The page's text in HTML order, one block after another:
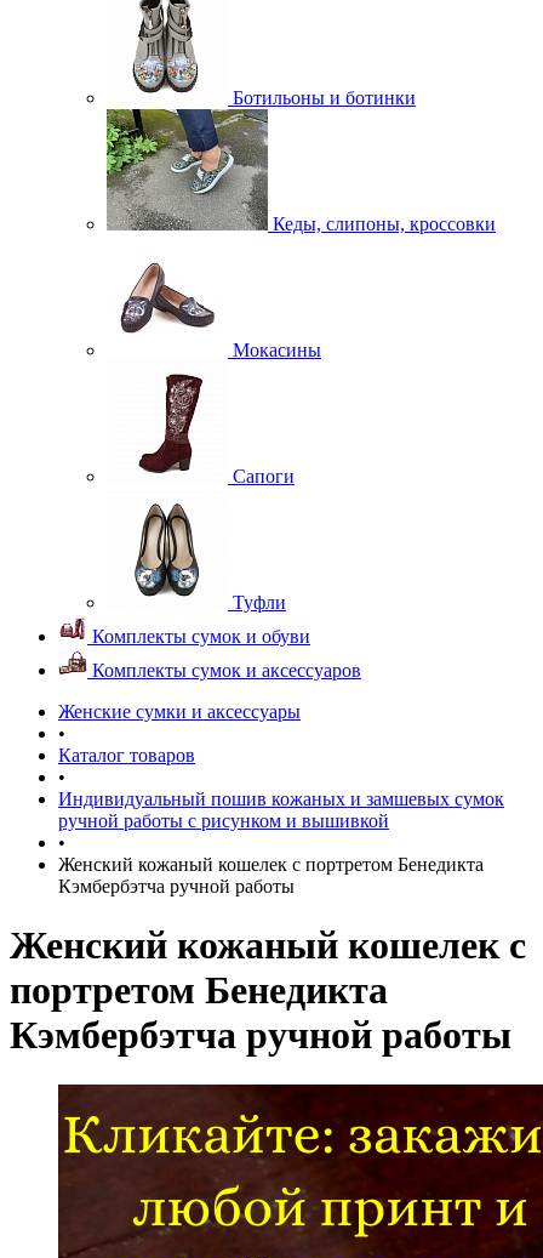
Ботильоны и ботинки
Кеды, слипоны, кроссовки
Мокасины
Сапоги
Туфли
Комплекты сумок и обуви
Комплекты сумок и аксессуаров
Женские сумки и аксессуары
•
Каталог товаров
•
Индивидуальный пошив кожаных и замшевых сумок
ручной работы с рисунком и вышивкой
•
Женский кожаный кошелек с портретом Бенедикта
Кэмбербэтча ручной работы
Женский кожаный кошелек с
портретом Бенедикта
Кэмбербэтча ручной работы